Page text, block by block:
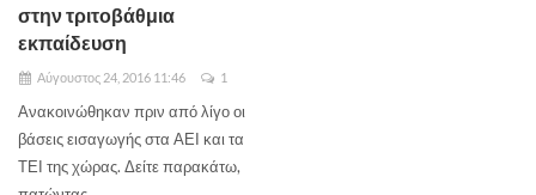
στην τριτοβάθμια
εκπαίδευση
Αύγουστος 24, 2016 11:46 1
Ανακοινώθηκαν πριν από λίγο οι
βάσεις εισαγωγής στα ΑΕΙ και τα
ΤΕΙ της χώρας. Δείτε παρακάτω,